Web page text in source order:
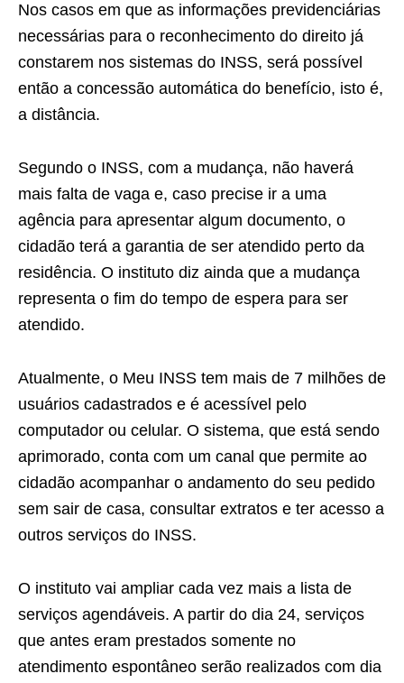
Nos casos em que as informações previdenciárias
necessárias para o reconhecimento do direito já
constarem nos sistemas do INSS, será possível
então a concessão automática do benefício, isto é,
a distância.
Segundo o INSS, com a mudança, não haverá
mais falta de vaga e, caso precise ir a uma
agência para apresentar algum documento, o
cidadão terá a garantia de ser atendido perto da
residência. O instituto diz ainda que a mudança
representa o fim do tempo de espera para ser
atendido.
Atualmente, o Meu INSS tem mais de 7 milhões de
usuários cadastrados e é acessível pelo
computador ou celular. O sistema, que está sendo
aprimorado, conta com um canal que permite ao
cidadão acompanhar o andamento do seu pedido
sem sair de casa, consultar extratos e ter acesso a
outros serviços do INSS.
O instituto vai ampliar cada vez mais a lista de
serviços agendáveis. A partir do dia 24, serviços
que antes eram prestados somente no
atendimento espontâneo serão realizados com dia